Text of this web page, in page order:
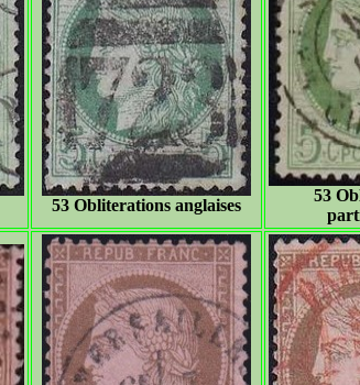
53 Obliterations anglaises
53